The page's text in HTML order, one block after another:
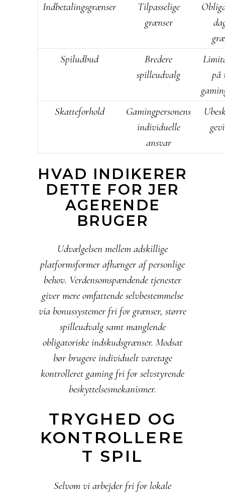
Indbetalingsgrænser
Tilpasselige
grænser
Spiludbud
Bredere
spilleudvalg
på
Skatteforhold
Gamingpersonens
individuelle
ansvar
HVAD INDIKERER
DETTE FOR JER
AGERENDE
BRUGER
Udvælgelsen mellem adskillige
platformsformer afhænger af personlige
behov. Verdensomspændende tjenester
giver mere omfattende selvbestemmelse
via bonussystemer fri for grænser, større
spilleudvalg samt manglende
obligatoriske indskudsgrænser. Modsat
bør brugere individuelt varetage
kontrolleret gaming fri for selvstyrende
beskyttelsesmekanismer.
TRYGHED OG
KONTROLLERE
T SPIL
Selvom vi arbejder fri for lokale